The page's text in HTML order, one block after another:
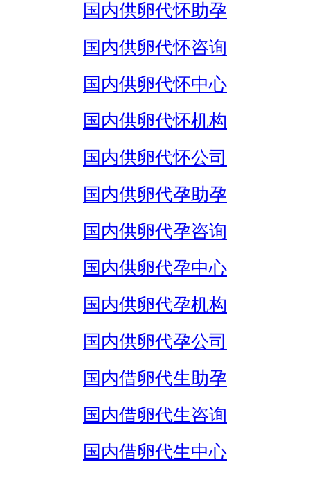
国内供卵代怀助孕
国内供卵代怀咨询
国内供卵代怀中心
国内供卵代怀机构
国内供卵代怀公司
国内供卵代孕助孕
国内供卵代孕咨询
国内供卵代孕中心
国内供卵代孕机构
国内供卵代孕公司
国内借卵代生助孕
国内借卵代生咨询
国内借卵代生中心